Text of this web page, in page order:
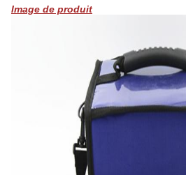
Image de produit